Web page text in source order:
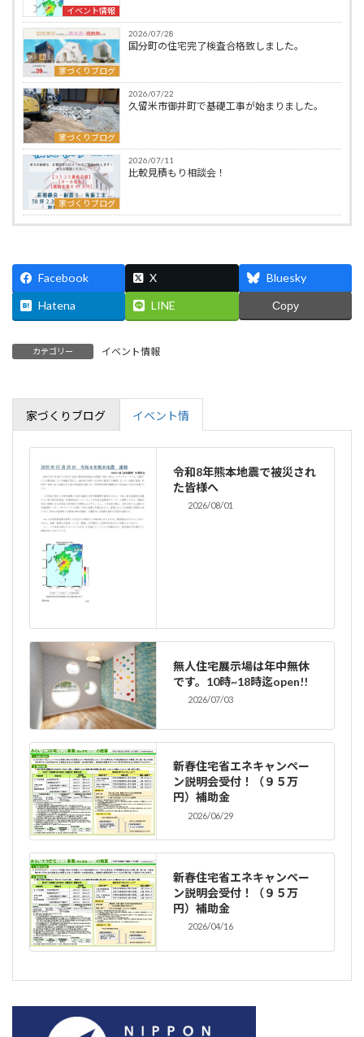
イベント情報
家づくりブログ
2026/07/28
国分町の住宅完了検査合格致しました。
家づくりブログ
2026/07/22
久留米市御井町で基礎工事が始まりました。
家づくりブログ
2026/07/11
比較見積もり相談会！
Facebook X
Bluesky
Hatena
LINE Copy
カテゴリー イベント情報
家づくりブログ イベント情
令和8年熊本地震で被災され
た皆様へ
2026/08/01
無人住宅展示場は年中無休
です。10時~18時迄open!!
2026/07/03
新春住宅省エネキャンペー
ン説明会受付！（９５万
円）補助金
2026/06/29
新春住宅省エネキャンペー
ン説明会受付！（９５万
円）補助金
2026/04/16